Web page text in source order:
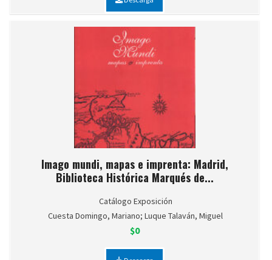
Imago mundi, mapas e imprenta: Madrid,
Biblioteca Histórica Marqués de...
Catálogo Exposición
Cuesta Domingo, Mariano; Luque Talaván, Miguel
$0